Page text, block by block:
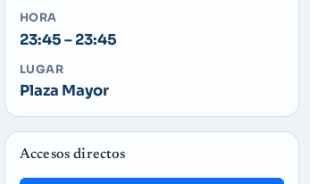
HORA
23:45 – 23:45
LUGAR
Plaza Mayor
Accesos directos